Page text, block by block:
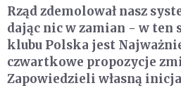
Rząd zdemolował nasz
dając nic w zamian - w ten
klubu Polska jest
czwartkowe propozycje
Zapowiedzieli własną